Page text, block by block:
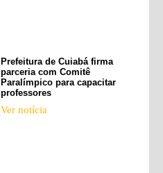
Prefeitura de Cuiabá firma
parceria com Comitê
Paralímpico para capacitar
professores
Ver notícia